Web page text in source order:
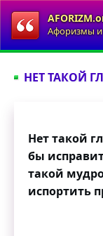
Афоризмы и
НЕТ ТАКОЙ
Нет такой
бы
такой
испортить